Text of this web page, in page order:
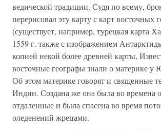
ведической традиции. Судя по всему,
перерисовал эту карту с карт восточных
(существует, например, турецкая карта
1559 г. также с изображением
копией некой более древней карты,
восточные географы знали о материке
Об этом материке говорят и священные
Индии. Создана же она была во времена
отдаленные и была спасена во время
оледенений жрецами.